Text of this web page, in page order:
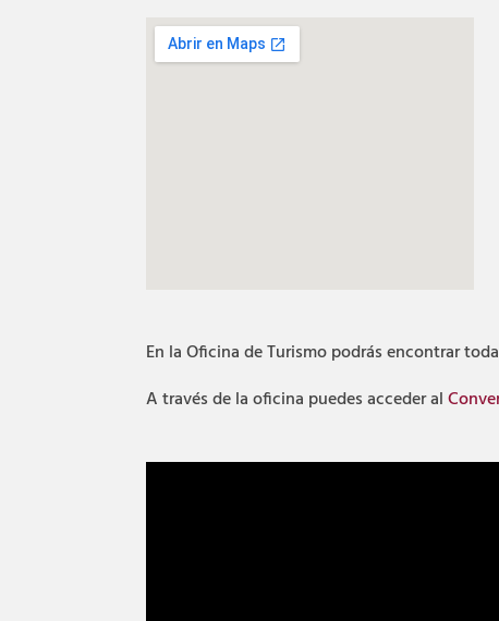
En la Oficina de Turismo podrás encontrar
A través de la oficina puedes acceder al